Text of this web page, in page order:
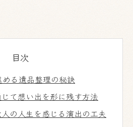
目次
る遺品整理の秘訣
て想い出を形に残す方法
の人生を感じる演出の工夫